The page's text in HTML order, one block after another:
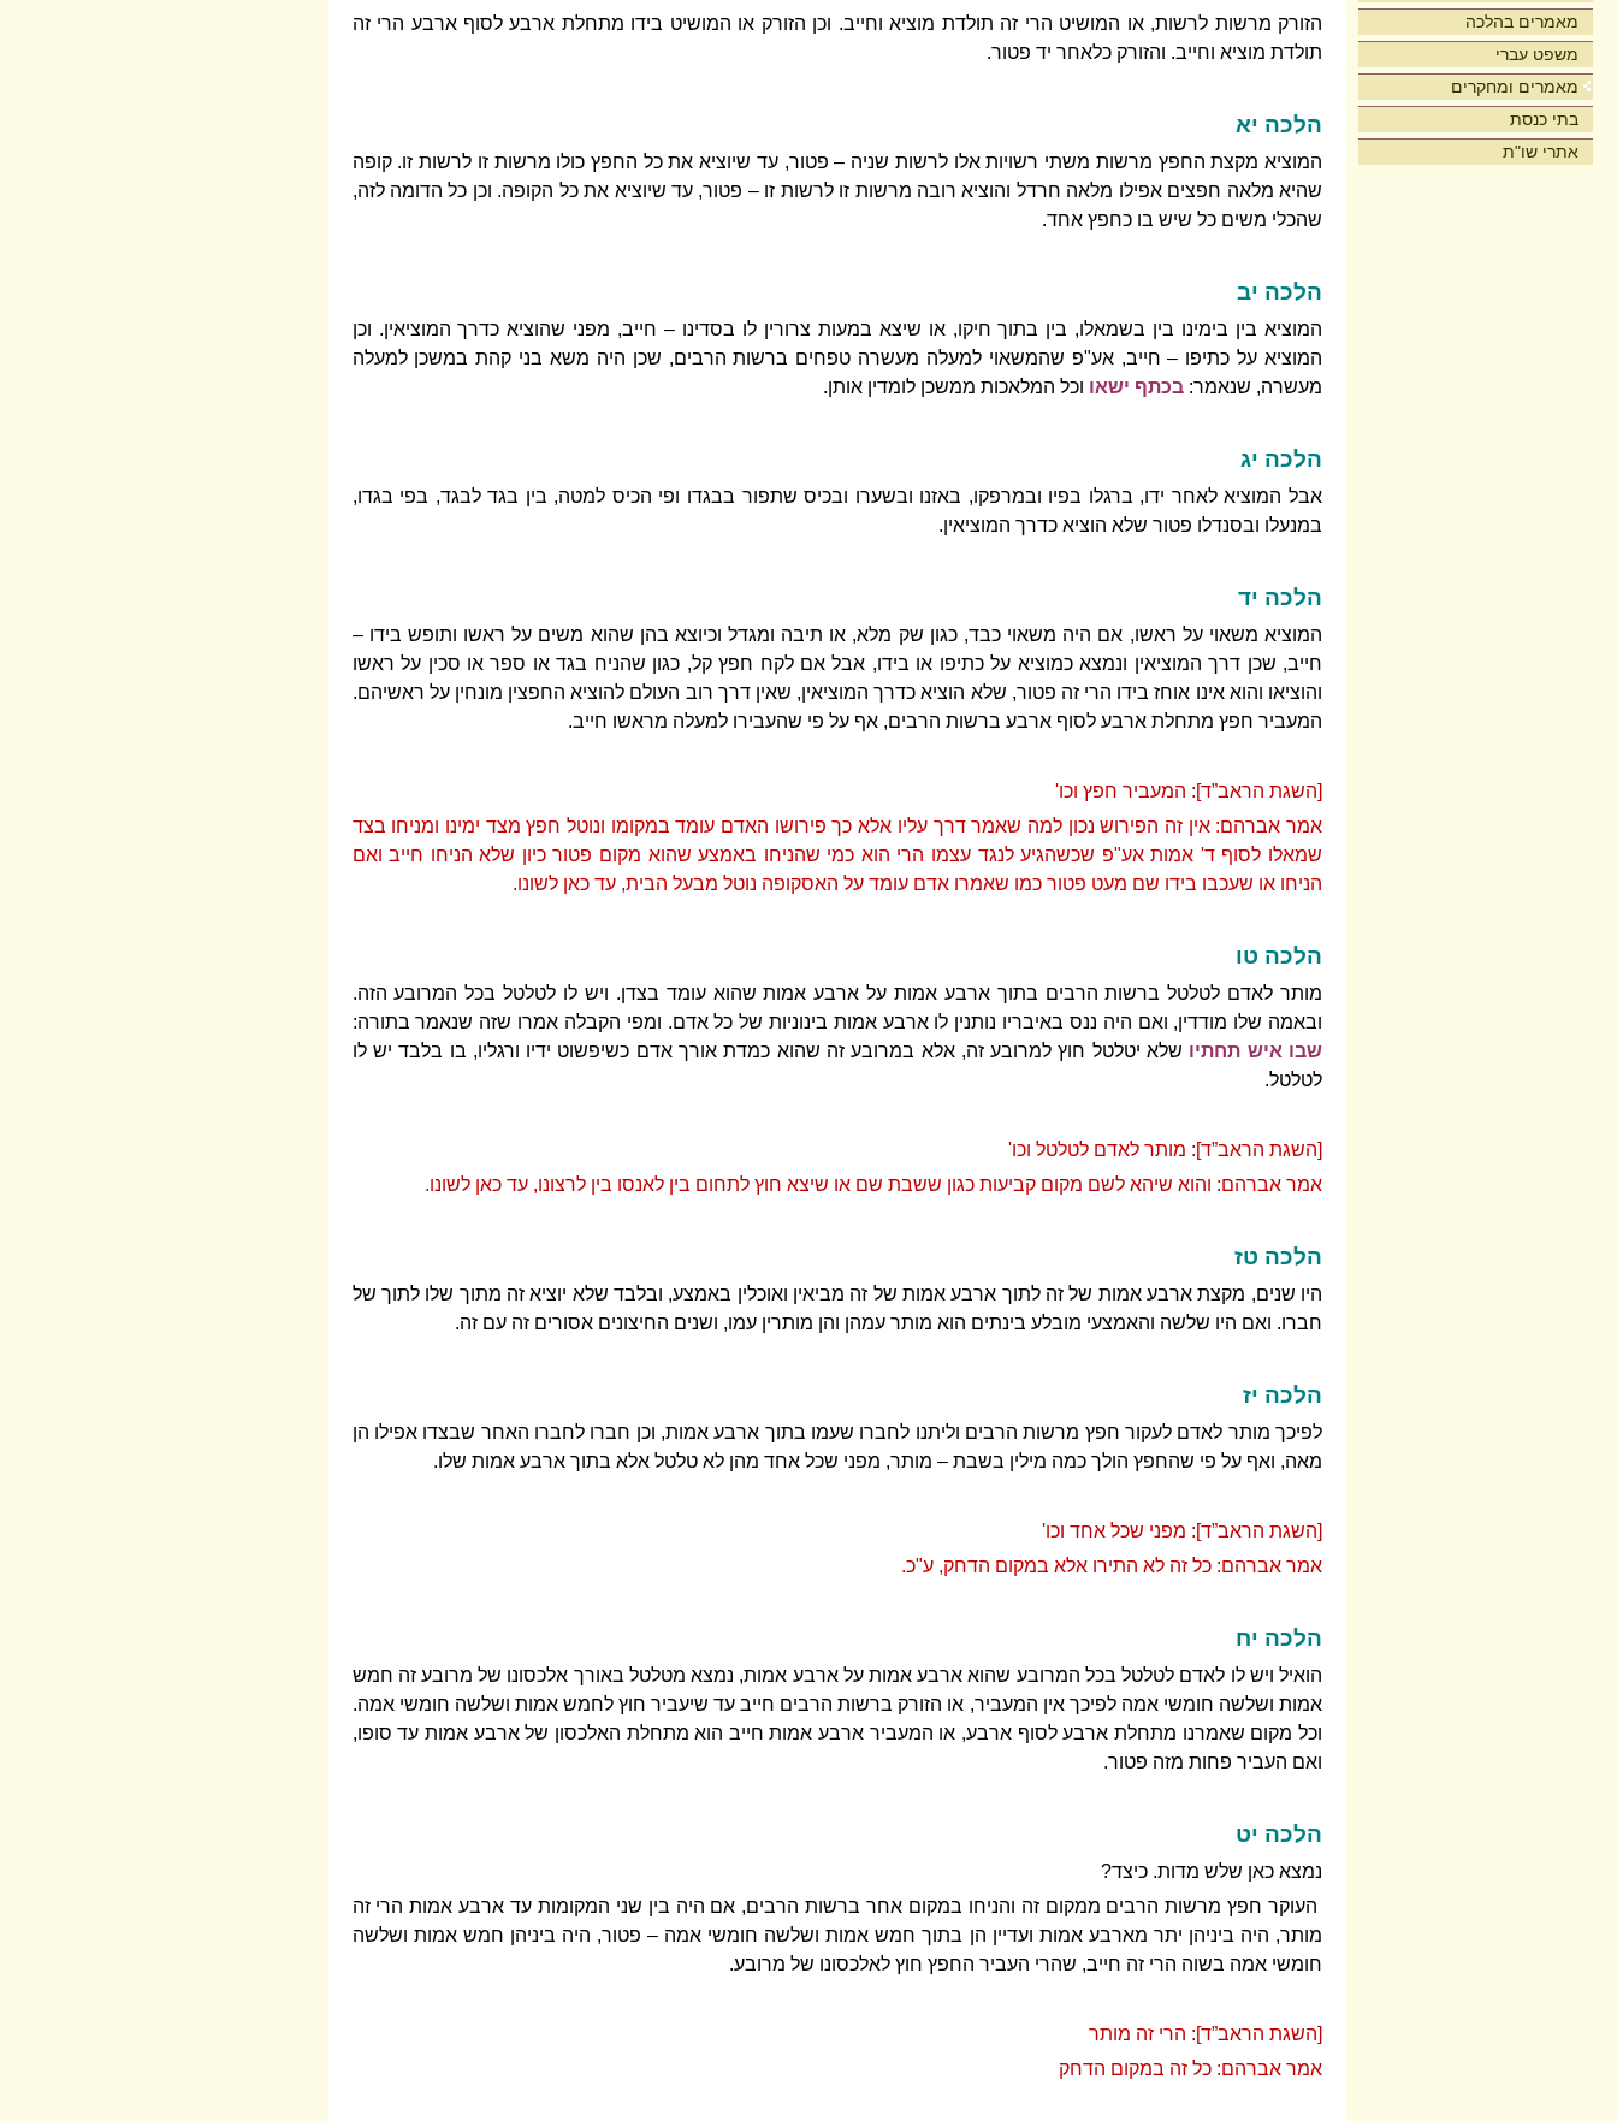
מאמרים בהלכה
משפט עברי
מאמרים ומחקרים
בתי כנסת
אתרי שו"ת
הזורק מרשות לרשות, או המושיט הרי זה תולדת מוציא וחייב. וכן הזורק או המושיט בידו מתחלת ארבע לסוף ארבע הרי זה
תולדת מוציא וחייב. והזורק כלאחר יד פטור.
הלכה יא
המוציא מקצת החפץ מרשות משתי רשויות אלו לרשות שניה – פטור, עד שיוציא את כל החפץ כולו מרשות זו לרשות זו. קופה
שהיא מלאה חפצים אפילו מלאה חרדל והוציא רובה מרשות זו לרשות זו – פטור, עד שיוציא את כל הקופה. וכן כל הדומה לזה,
שהכלי משים כל שיש בו כחפץ אחד.
הלכה יב
המוציא בין בימינו בין בשמאלו, בין בתוך חיקו, או שיצא במעות צרורין לו בסדינו – חייב, מפני שהוציא כדרך המוציאין. וכן
המוציא על כתיפו – חייב, אע"פ שהמשאוי למעלה מעשרה טפחים ברשות הרבים, שכן היה משא בני קהת במשכן למעלה
מעשרה, שנאמר: בכתף ישאו וכל המלאכות ממשכן לומדין אותן.
הלכה יג
אבל המוציא לאחר ידו, ברגלו בפיו ובמרפקו, באזנו ובשערו ובכיס שתפור בבגדו ופי הכיס למטה, בין בגד לבגד, בפי בגדו,
במנעלו ובסנדלו פטור שלא הוציא כדרך המוציאין.
הלכה יד
המוציא משאוי על ראשו, אם היה משאוי כבד, כגון שק מלא, או תיבה ומגדל וכיוצא בהן שהוא משים על ראשו ותופש בידו –
חייב, שכן דרך המוציאין ונמצא כמוציא על כתיפו או בידו, אבל אם לקח חפץ קל, כגון שהניח בגד או ספר או סכין על ראשו
והוציאו והוא אינו אוחז בידו הרי זה פטור, שלא הוציא כדרך המוציאין, שאין דרך רוב העולם להוציא החפצין מונחין על ראשיהם.
המעביר חפץ מתחלת ארבע לסוף ארבע ברשות הרבים, אף על פי שהעבירו למעלה מראשו חייב.
[השגת הראב”ד]: המעביר חפץ וכו'
אמר אברהם: אין זה הפירוש נכון למה שאמר דרך עליו אלא כך פירושו האדם עומד במקומו ונוטל חפץ מצד ימינו ומניחו בצד
שמאלו לסוף ד' אמות אע"פ שכשהגיע לנגד עצמו הרי הוא כמי שהניחו באמצע שהוא מקום פטור כיון שלא הניחו חייב ואם
הניחו או שעכבו בידו שם מעט פטור כמו שאמרו אדם עומד על האסקופה נוטל מבעל הבית, עד כאן לשונו.
הלכה טו
מותר לאדם לטלטל ברשות הרבים בתוך ארבע אמות על ארבע אמות שהוא עומד בצדן. ויש לו לטלטל בכל המרובע הזה.
ובאמה שלו מודדין, ואם היה ננס באיבריו נותנין לו ארבע אמות בינוניות של כל אדם. ומפי הקבלה אמרו שזה שנאמר בתורה:
שבו איש תחתיו שלא יטלטל חוץ למרובע זה, אלא במרובע זה שהוא כמדת אורך אדם כשיפשוט ידיו ורגליו, בו בלבד יש לו
לטלטל.
[השגת הראב”ד]: מותר לאדם לטלטל וכו'
אמר אברהם: והוא שיהא לשם מקום קביעות כגון ששבת שם או שיצא חוץ לתחום בין לאנסו בין לרצונו, עד כאן לשונו.
הלכה טז
היו שנים, מקצת ארבע אמות של זה לתוך ארבע אמות של זה מביאין ואוכלין באמצע, ובלבד שלא יוציא זה מתוך שלו לתוך של
חברו. ואם היו שלשה והאמצעי מובלע בינתים הוא מותר עמהן והן מותרין עמו, ושנים החיצונים אסורים זה עם זה.
הלכה יז
לפיכך מותר לאדם לעקור חפץ מרשות הרבים וליתנו לחברו שעמו בתוך ארבע אמות, וכן חברו לחברו האחר שבצדו אפילו הן
מאה, ואף על פי שהחפץ הולך כמה מילין בשבת – מותר, מפני שכל אחד מהן לא טלטל אלא בתוך ארבע אמות שלו.
[השגת הראב”ד]: מפני שכל אחד וכו'
אמר אברהם: כל זה לא התירו אלא במקום הדחק, ע"כ.
הלכה יח
הואיל ויש לו לאדם לטלטל בכל המרובע שהוא ארבע אמות על ארבע אמות, נמצא מטלטל באורך אלכסונו של מרובע זה חמש
אמות ושלשה חומשי אמה לפיכך אין המעביר, או הזורק ברשות הרבים חייב עד שיעביר חוץ לחמש אמות ושלשה חומשי אמה.
וכל מקום שאמרנו מתחלת ארבע לסוף ארבע, או המעביר ארבע אמות חייב הוא מתחלת האלכסון של ארבע אמות עד סופו,
ואם העביר פחות מזה פטור.
הלכה יט
נמצא כאן שלש מדות. כיצד?
העוקר חפץ מרשות הרבים ממקום זה והניחו במקום אחר ברשות הרבים, אם היה בין שני המקומות עד ארבע אמות הרי זה
מותר, היה ביניהן יתר מארבע אמות ועדיין הן בתוך חמש אמות ושלשה חומשי אמה – פטור, היה ביניהן חמש אמות ושלשה
חומשי אמה בשוה הרי זה חייב, שהרי העביר החפץ חוץ לאלכסונו של מרובע.
[השגת הראב”ד]: הרי זה מותר
אמר אברהם: כל זה במקום הדחק